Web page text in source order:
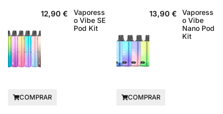
12,90 €
Vaporess
o Vibe SE
Pod Kit
COMPRAR
13,90 €
Vaporess
o Vibe
Nano Pod
Kit
COMPRAR